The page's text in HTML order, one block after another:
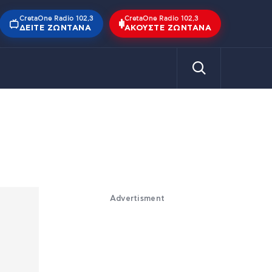
CretaOne Radio 102,3
ΔΕΊΤΕ ΖΩΝΤΑΝΆ
CretaOne Radio 102,3
ΑΚΟΎΣΤΕ ΖΩΝΤΑΝΆ
Advertisment